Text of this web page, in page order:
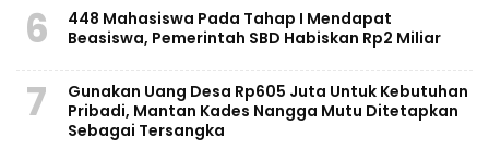
6
448 Mahasiswa Pada Tahap I Mendapat
Beasiswa, Pemerintah SBD Habiskan Rp2 Miliar
7
Gunakan Uang Desa Rp605 Juta Untuk Kebutuhan
Pribadi, Mantan Kades Nangga Mutu Ditetapkan
Sebagai Tersangka